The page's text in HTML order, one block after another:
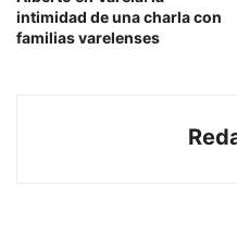
intimidad de una charla con
familias varelenses